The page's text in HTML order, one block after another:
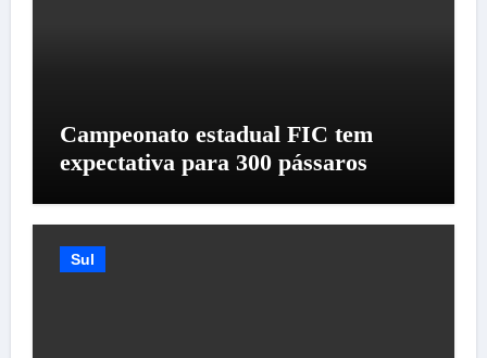
Campeonato estadual FIC tem
expectativa para 300 pássaros
Sul